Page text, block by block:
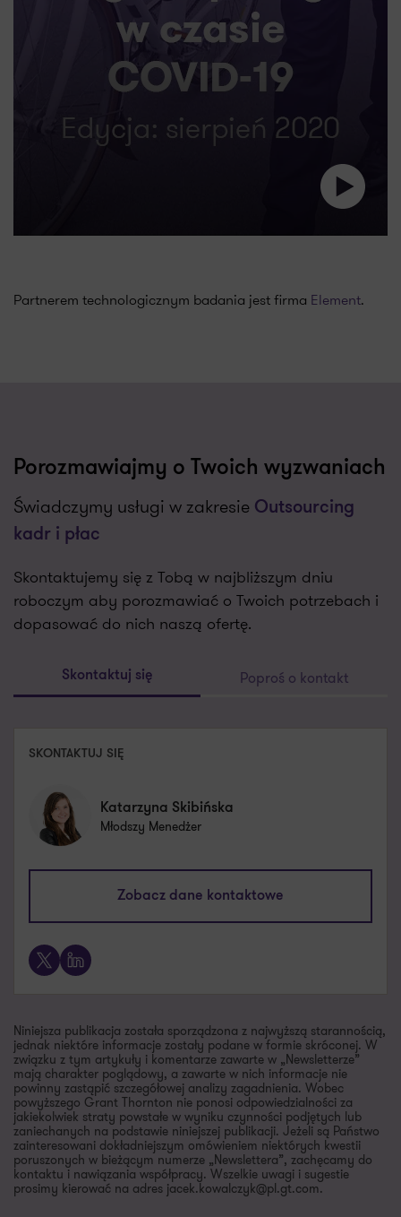
Partnerem technologicznym badania jest firma Element.
Porozmawiajmy o Twoich wyzwaniach
Świadczymy usługi w zakresie Outsourcing
kadr i płac
Skontaktujemy się z Tobą w najbliższym dniu
roboczym aby porozmawiać o Twoich potrzebach i
dopasować do nich naszą ofertę.
Skontaktuj się Poproś o kontakt
SKONTAKTUJ SIĘ
Katarzyna Skibińska
Młodszy Menedżer
Zobacz dane kontaktowe
X LinkedIn
Niniejsza publikacja została sporządzona z najwyższą starannością,
jednak niektóre informacje zostały podane w formie skróconej. W
związku z tym artykuły i komentarze zawarte w „Newsletterze”
mają charakter poglądowy, a zawarte w nich informacje nie
powinny zastąpić szczegółowej analizy zagadnienia. Wobec
powyższego Grant Thornton nie ponosi odpowiedzialności za
jakiekolwiek straty powstałe w wyniku czynności podjętych lub
zaniechanych na podstawie niniejszej publikacji. Jeżeli są Państwo
zainteresowani dokładniejszym omówieniem niektórych kwestii
poruszonych w bieżącym numerze „Newslettera”, zachęcamy do
kontaktu i nawiązania współpracy. Wszelkie uwagi i sugestie
prosimy kierować na adres jacek.kowalczyk@pl.gt.com.